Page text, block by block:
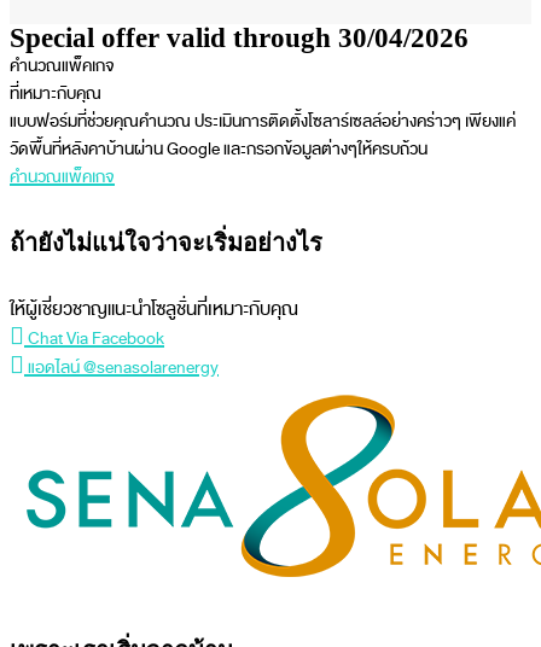
Special offer valid through 30/04/2026
คำนวณแพ็คเกจ
ที่เหมาะกับคุณ
แบบฟอร์มที่ช่วยคุณคำนวณ ประเมินการติดตั้งโซลาร์เซลล์อย่างคร่าวๆ เพียงแค่
วัดพื้นที่หลังคาบ้านผ่าน Google และกรอกข้อมูลต่างๆให้ครบถ้วน
คำนวณแพ็คเกจ
ถ้ายังไม่แน่ใจว่าจะเริ่มอย่างไร
ให้ผู้เชี่ยวชาญแนะนำโซลูชั่นที่เหมาะกับคุณ
Chat Via Facebook
แอดไลน์ @senasolarenergy